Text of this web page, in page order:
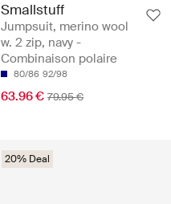
Smallstuff
Jumpsuit, merino wool
w. 2 zip, navy -
Combinaison polaire
80/86 92/98
63.96 € 79.95 €
20% Deal